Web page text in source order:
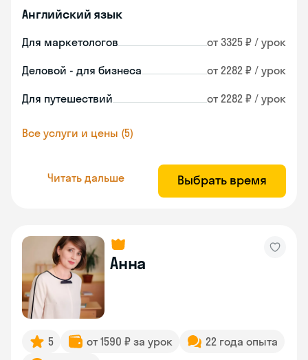
Английский язык
Для маркетологов от 3325 ₽ / урок
Деловой - для бизнеса от 2282 ₽ / урок
Для путешествий от 2282 ₽ / урок
Все услуги и цены (5)
Читать дальше Выбрать время
Анна
5 от 1590 ₽ за урок
22 года опыта